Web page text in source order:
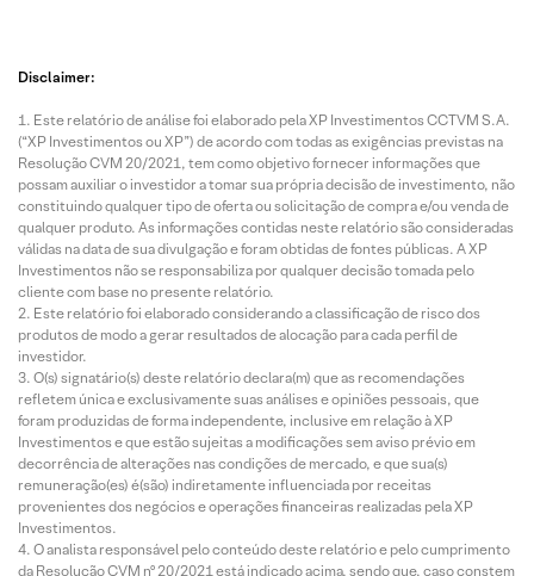
Disclaimer:
Este relatório de análise foi elaborado pela XP Investimentos CCTVM S.A.
(“XP Investimentos ou XP”) de acordo com todas as exigências previstas na
Resolução CVM 20/2021, tem como objetivo fornecer informações que
possam auxiliar o investidor a tomar sua própria decisão de investimento, não
constituindo qualquer tipo de oferta ou solicitação de compra e/ou venda de
qualquer produto. As informações contidas neste relatório são consideradas
válidas na data de sua divulgação e foram obtidas de fontes públicas. A XP
Investimentos não se responsabiliza por qualquer decisão tomada pelo
cliente com base no presente relatório.
Este relatório foi elaborado considerando a classificação de risco dos
produtos de modo a gerar resultados de alocação para cada perfil de
investidor.
O(s) signatário(s) deste relatório declara(m) que as recomendações
refletem única e exclusivamente suas análises e opiniões pessoais, que
foram produzidas de forma independente, inclusive em relação à XP
Investimentos e que estão sujeitas a modificações sem aviso prévio em
decorrência de alterações nas condições de mercado, e que sua(s)
remuneração(es) é(são) indiretamente influenciada por receitas
provenientes dos negócios e operações financeiras realizadas pela XP
Investimentos.
O analista responsável pelo conteúdo deste relatório e pelo cumprimento
da Resolução CVM nº 20/2021 está indicado acima, sendo que, caso constem